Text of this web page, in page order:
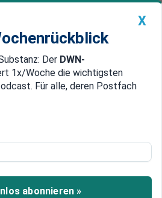
Geldanlage Premium
DWN-Magazin China
für
von Spanien
X
Der DWN-
1x/Woche die wichtigsten
Für alle, deren Postfach
abonnieren »